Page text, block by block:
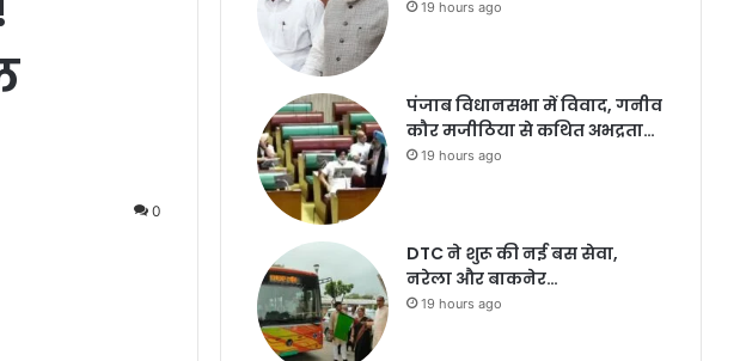
0
19 hours ago
पंजाब विधानसभा में विवाद, गनीव
कौर मजीठिया से कथित अभद्रता…
19 hours ago
DTC ने शुरू की नई बस सेवा,
नरेला और बाकनेर…
19 hours ago